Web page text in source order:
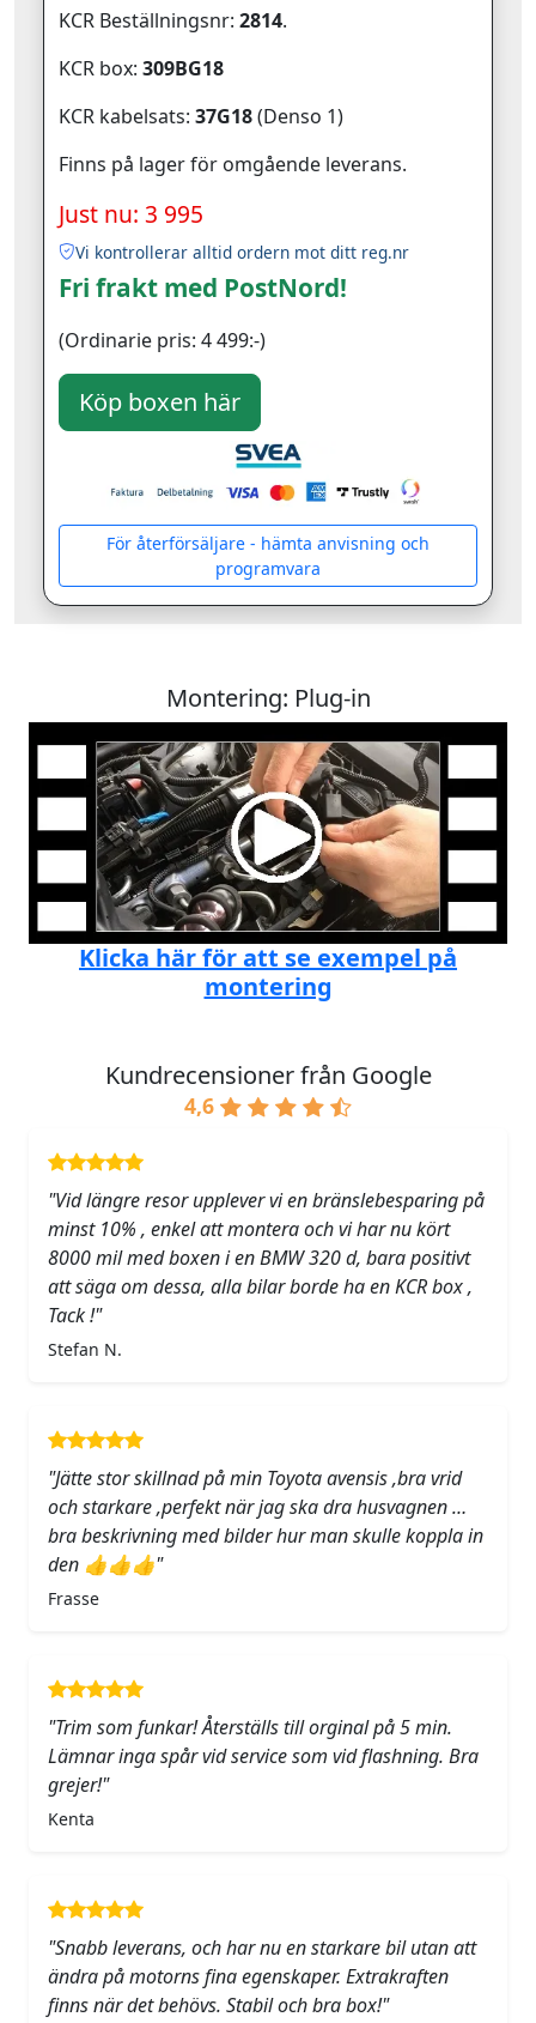
KCR Beställningsnr: 2814.
KCR box: 309BG18
KCR kabelsats: 37G18(Denso 1)
Finns på lager för omgående leverans.
Just nu: 3 995
Vi kontrollerar alltid ordern mot ditt reg.nr
Fri frakt med PostNord!
(Ordinarie pris: 4 499:-)
För återförsäljare - hämta anvisning och
programvara
Montering: Plug-in
Klicka här för att se exempel på
montering
Kundrecensioner från Google
4,6
"Vid längre resor upplever vi en bränslebesparing på
minst 10% , enkel att montera och vi har nu kört
8000 mil med boxen i en BMW 320 d, bara positivt
att säga om dessa, alla bilar borde ha en KCR box ,
Tack !"
Stefan N.
"Jätte stor skillnad på min Toyota avensis ,bra vrid
och starkare ,perfekt när jag ska dra husvagnen …
bra beskrivning med bilder hur man skulle koppla in
den 👍👍👍"
Frasse
"Trim som funkar! Återställs till orginal på 5 min.
Lämnar inga spår vid service som vid flashning. Bra
grejer!"
Kenta
"Snabb leverans, och har nu en starkare bil utan att
ändra på motorns fina egenskaper. Extrakraften
finns när det behövs. Stabil och bra box!"